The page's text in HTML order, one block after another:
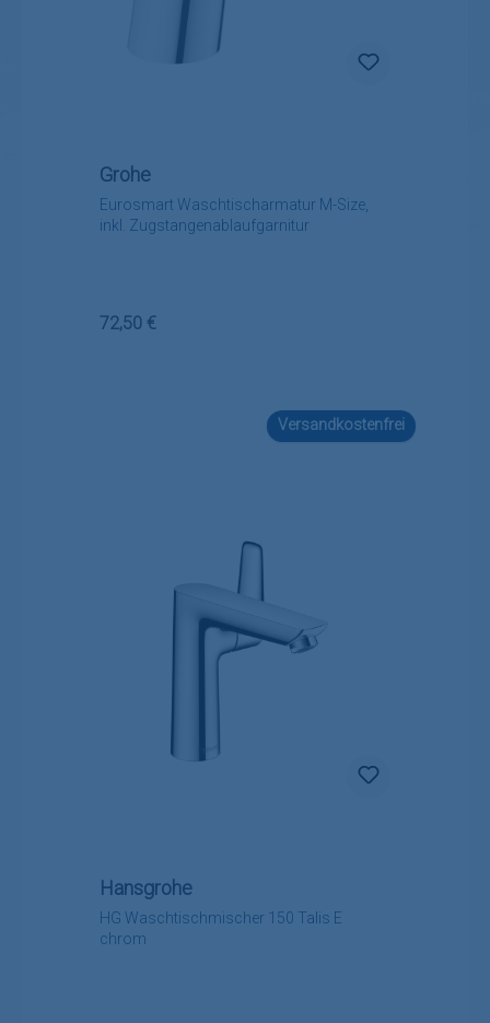
Eurosmart Waschtischarmatur M-Size,
inkl. Zugstangenablaufgarnitur
Grohe
Regulärer Preis:
72,50 €
Versandkostenfrei
HG Waschtischmischer 150 Talis E
chrom
Hansgrohe